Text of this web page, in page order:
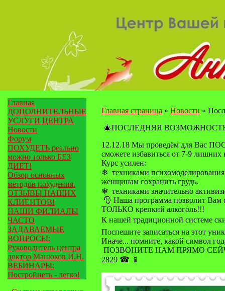
Главная
ДОПОЛНИТЕЛЬНЫЕ
УСЛУГИ ЦЕНТРА
Новости
Форум
ПОХУДЕТЬ реально
можно только БЕЗ
ДИЕТ!
Обзор основных
методов похудения.
ОТЗЫВЫ НАШИХ
КЛИЕНТОВ!
НАШИ ФИЛИАЛЫ
ЧАСТО
ЗАДАВАЕМЫЕ
ВОПРОСЫ:
Руководитель центра
доктор Манюков И.Н.
ВЕБИНАРЫ:
Постройнеть - легко!
Главная страница » Новости »
🎄ПОСЛЕДНЯЯ ВОЗМОЖНОСТЬ
12.12.18 Мы проведём для Вас
сможете избавиться от 7-9 лишних
Курс усилен:
❄ техниками
женщинам сохранить грудь.
❄ техниками значительно
🎅 Наша программа позволит Вам
ТОЛЬКО крепкий алкоголь!!!
К нашей традиционной системе
Поспешите записаться на этот
Иначе... помните, какой символ
ПОЗВОНИТЕ НАМ ПРЯМО СЕЙЧАС,
2829 ☎ 📱